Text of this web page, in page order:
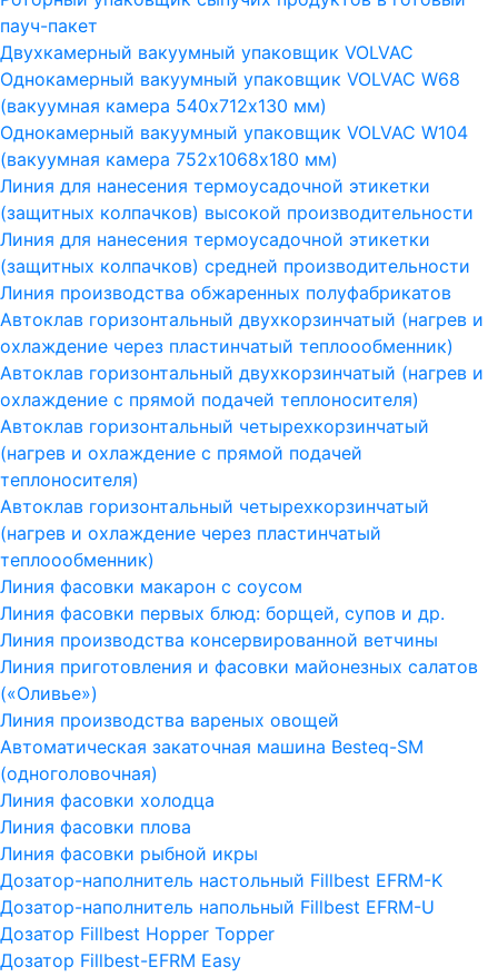
пауч-пакет
Двухкамерный вакуумный упаковщик VOLVAC
Однокамерный вакуумный упаковщик VOLVAC W68
(вакуумная камера 540х712х130 мм)
Однокамерный вакуумный упаковщик VOLVAC W104
(вакуумная камера 752х1068х180 мм)
Линия для нанесения термоусадочной этикетки
(защитных колпачков) высокой производительности
Линия для нанесения термоусадочной этикетки
(защитных колпачков) средней производительности
Линия производства обжаренных полуфабрикатов
Автоклав горизонтальный двухкорзинчатый (нагрев и
охлаждение через пластинчатый теплоообменник)
Автоклав горизонтальный двухкорзинчатый (нагрев и
охлаждение с прямой подачей теплоносителя)
Автоклав горизонтальный четырехкорзинчатый
(нагрев и охлаждение с прямой подачей
теплоносителя)
Автоклав горизонтальный четырехкорзинчатый
(нагрев и охлаждение через пластинчатый
теплоообменник)
Линия фасовки макарон с соусом
Линия фасовки первых блюд: борщей, супов и др.
Линия производства консервированной ветчины
Линия приготовления и фасовки майонезных салатов
(«Оливье»)
Линия производства вареных овощей
Автоматическая закаточная машина Besteq-SM
(одноголовочная)
Линия фасовки холодца
Линия фасовки плова
Линия фасовки рыбной икры
Дозатор-наполнитель настольный Fillbest EFRM-K
Дозатор-наполнитель напольный Fillbest EFRM-U
Дозатор Fillbest Hopper Topper
Дозатор Fillbest-EFRM Easy